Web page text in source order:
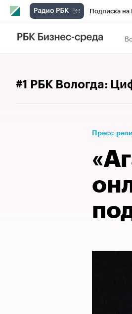
Подписка на
РБК Вино
#1 РБК Вологда:
Пресс-